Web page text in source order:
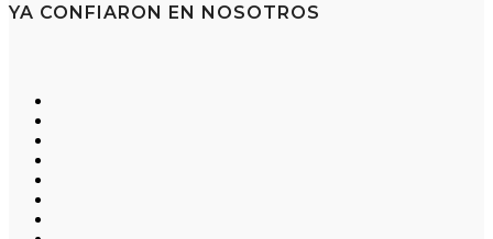
YA CONFIARON EN NOSOTROS